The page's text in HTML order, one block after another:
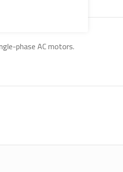
phase AC motors.